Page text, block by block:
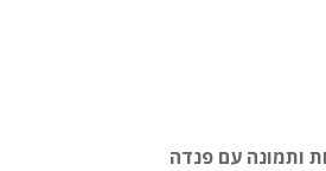
ותמונה עם פנדה